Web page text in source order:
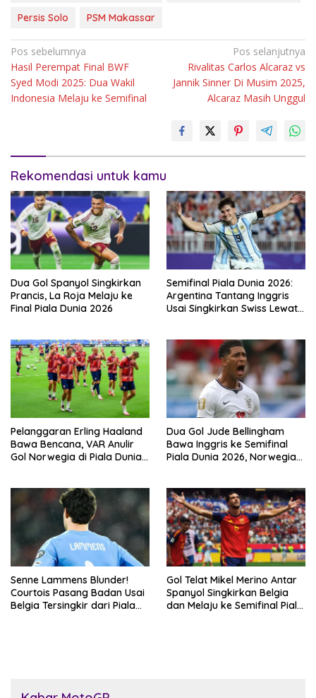
Persis Solo
PSM Makassar
Navigasi
pos
Pos sebelumnya
Hasil Perempat Final BWF
Syed Modi 2025: Dua Wakil
Indonesia Melaju ke Semifinal
Pos selanjutnya
Rivalitas Carlos Alcaraz vs
Jannik Sinner Di Musim 2025,
Alcaraz Masih Unggul
Rekomendasi untuk kamu
Dua Gol Spanyol Singkirkan
Prancis, La Roja Melaju ke
Final Piala Dunia 2026
Semifinal Piala Dunia 2026:
Argentina Tantang Inggris
Usai Singkirkan Swiss Lewat
Pelanggaran Erling Haaland
Bawa Bencana, VAR Anulir
Gol Norwegia di Piala Dunia
Dua Gol Jude Bellingham
Bawa Inggris ke Semifinal
Piala Dunia 2026, Norwegia
Senne Lammens Blunder!
Courtois Pasang Badan Usai
Belgia Tersingkir dari Piala
Gol Telat Mikel Merino Antar
Spanyol Singkirkan Belgia
dan Melaju ke Semifinal Piala